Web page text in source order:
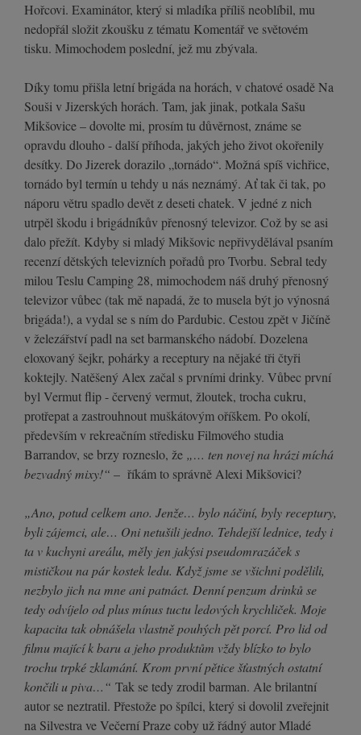
Hořcovi. Examinátor, který si mladíka příliš neoblíbil, mu
nedopřál složit zkoušku z tématu Komentář ve světovém
tisku. Mimochodem poslední, jež mu zbývala.
Díky tomu přišla letní brigáda na horách, v chatové osadě Na
Souši v Jizerských horách. Tam, jak jinak, potkala Sašu
Mikšovice – dovolte mi, prosím tu důvěrnost, známe se
opravdu dlouho - další příhoda, jakých jeho život okořenily
desítky. Do Jizerek dorazilo „tornádo“. Možná spíš vichřice,
tornádo byl termín u tehdy u nás neznámý. Ať tak či tak, po
náporu větru spadlo devět z deseti chatek. V jedné z nich
utrpěl škodu i brigádníkův přenosný televizor. Což by se asi
dalo přežít. Kdyby si mladý Mikšovic nepřivydělával psaním
recenzí dětských televizních pořadů pro Tvorbu. Sebral tedy
milou Teslu Camping 28, mimochodem náš druhý přenosný
televizor vůbec (tak mě napadá, že to musela být jo výnosná
brigáda!), a vydal se s ním do Pardubic. Cestou zpět v Jičíně
v železářství padl na set barmanského nádobí. Dozelena
eloxovaný šejkr, pohárky a receptury na nějaké tři čtyři
koktejly. Natěšený Alex začal s prvními drinky. Vůbec první
byl Vermut flip - červený vermut, žloutek, trocha cukru,
protřepat a zastrouhnout muškátovým oříškem. Po okolí,
především v rekreačním středisku Filmového studia
Barrandov, se brzy rozneslo, že „… ten novej na hrázi míchá
bezvadný mixy!“ – říkám to správně Alexi Mikšovici?
„Ano, potud celkem ano. Jenže… bylo náčiní, byly receptury,
byli zájemci, ale… Oni netušili jedno. Tehdejší lednice, tedy i
ta v kuchyni areálu, měly jen jakýsi pseudomrazáček s
mističkou na pár kostek ledu. Když jsme se všichni podělili,
nezbylo jich na mne ani patnáct. Denní penzum drinků se
tedy odvíjelo od plus mínus tuctu ledových krychliček. Moje
kapacita tak obnášela vlastně pouhých pět porcí. Pro lid od
filmu mající k baru a jeho produktům vždy blízko to bylo
trochu trpké zklamání. Krom první pětice šťastných ostatní
končili u piva…“ Tak se tedy zrodil barman. Ale brilantní
autor se neztratil. Přestože po špílci, který si dovolil zveřejnit
na Silvestra ve Večerní Praze coby už řádný autor Mladé